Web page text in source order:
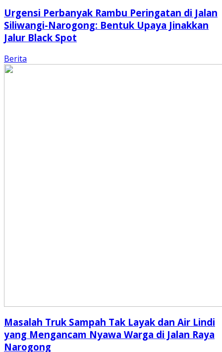
Urgensi Perbanyak Rambu Peringatan di Jalan
Siliwangi-Narogong: Bentuk Upaya Jinakkan
Jalur Black Spot
Berita
Masalah Truk Sampah Tak Layak dan Air Lindi
yang Mengancam Nyawa Warga di Jalan Raya
Narogong